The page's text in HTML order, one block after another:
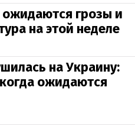
ожидаются грозы и
на этой неделе
на Украину:
ожидаются